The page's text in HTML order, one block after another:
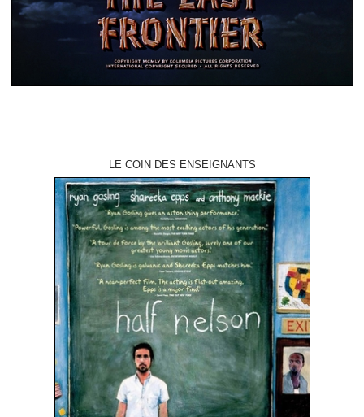
LE COIN DES ENSEIGNANTS